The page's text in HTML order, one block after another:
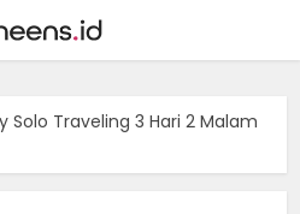
Solo Traveling 3 Hari 2 Malam